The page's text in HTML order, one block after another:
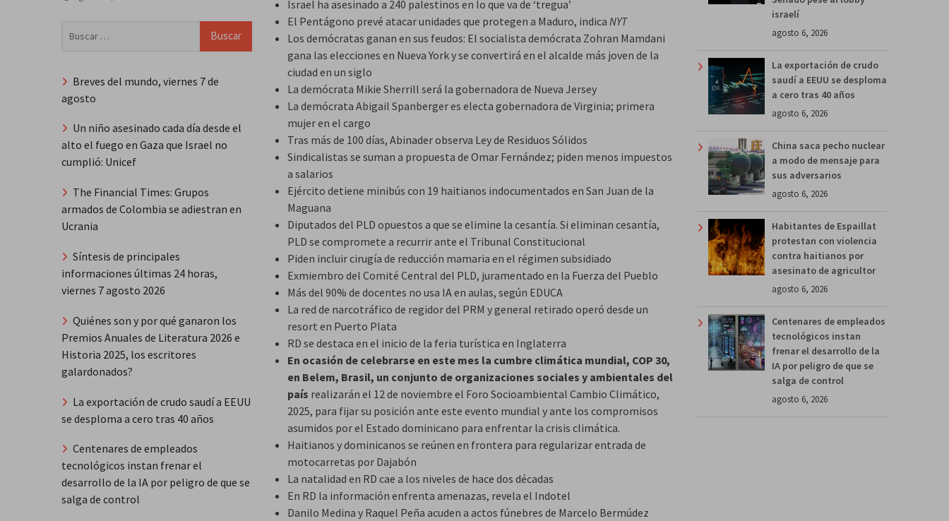
Israel ha asesinado a 240 palestinos en lo que va de ‘tregua’
El Pentágono prevé atacar unidades que protegen a Maduro, indica NYT
Los demócratas ganan en sus feudos: El socialista demócrata Zohran Mamdani
gana las elecciones en Nueva York y se convertirá en el alcalde más joven de la
ciudad en un siglo
La demócrata Mikie Sherrill será la gobernadora de Nueva Jersey
La demócrata Abigail Spanberger es electa gobernadora de Virginia; primera
mujer en el cargo
Tras más de 100 días, Abinader observa Ley de Residuos Sólidos
Sindicalistas se suman a propuesta de Omar Fernández; piden menos impuestos
a salarios
Ejército detiene minibús con 19 haitianos indocumentados en San Juan de la
Maguana
Diputados del PLD opuestos a que se elimine la cesantía. Si eliminan cesantía,
PLD se compromete a recurrir ante el Tribunal Constitucional
Piden incluir cirugía de reducción mamaria en el régimen subsidiado
Exmiembro del Comité Central del PLD, juramentado en la Fuerza del Pueblo
Más del 90% de docentes no usa IA en aulas, según EDUCA
La red de narcotráfico de regidor del PRM y general retirado operó desde un
resort en Puerto Plata
RD se destaca en el inicio de la feria turística en Inglaterra
En ocasión de celebrarse en este mes la cumbre climática mundial, COP 30,
en Belem, Brasil, un conjunto de organizaciones sociales y ambientales del
país realizarán el 12 de noviembre el Foro Socioambiental Cambio Climático,
2025, para fijar su posición ante este evento mundial y ante los compromisos
asumidos por el Estado dominicano para enfrentar la crisis climática.
Haitianos y dominicanos se reúnen en frontera para regularizar entrada de
motocarretas por Dajabón
La natalidad en RD cae a los niveles de hace dos décadas
En RD la información enfrenta amenazas, revela el Indotel
Danilo Medina y Raquel Peña acuden a actos fúnebres de Marcelo Bermúdez
israelí
agosto 6, 2026
La exportación de crudo
saudí a EEUU se desploma
a cero tras 40 años
agosto 6, 2026
China saca pecho nuclear
a modo de mensaje para
sus adversarios
agosto 6, 2026
Habitantes de Espaillat
protestan con violencia
contra haitianos por
asesinato de agricultor
agosto 6, 2026
Centenares de empleados
tecnológicos instan
frenar el desarrollo de la
IA por peligro de que se
salga de control
agosto 6, 2026
Breves del mundo, viernes 7 de
agosto
Un niño asesinado cada día desde el
alto el fuego en Gaza que Israel no
cumplió: Unicef
The Financial Times: Grupos
armados de Colombia se adiestran en
Ucrania
Síntesis de principales
informaciones últimas 24 horas,
viernes 7 agosto 2026
Quiénes son y por qué ganaron los
Premios Anuales de Literatura 2026 e
Historia 2025, los escritores
galardonados?
La exportación de crudo saudí a EEUU
se desploma a cero tras 40 años
Centenares de empleados
tecnológicos instan frenar el
desarrollo de la IA por peligro de que se
salga de control